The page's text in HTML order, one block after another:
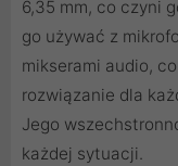
6,35 mm, co czyni
go używać z
mikserami audio,
rozwiązanie dla
Jego
każdej sytuacji.